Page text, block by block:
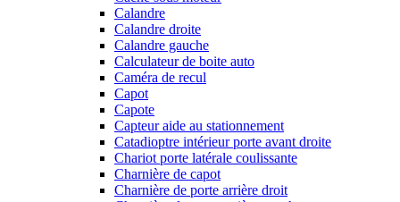
Calandre
Calandre droite
Calandre gauche
Calculateur de boite auto
Caméra de recul
Capot
Capote
Capteur aide au stationnement
Catadioptre intérieur porte avant droite
Chariot porte latérale coulissante
Charnière de capot
Charnière de porte arrière droit